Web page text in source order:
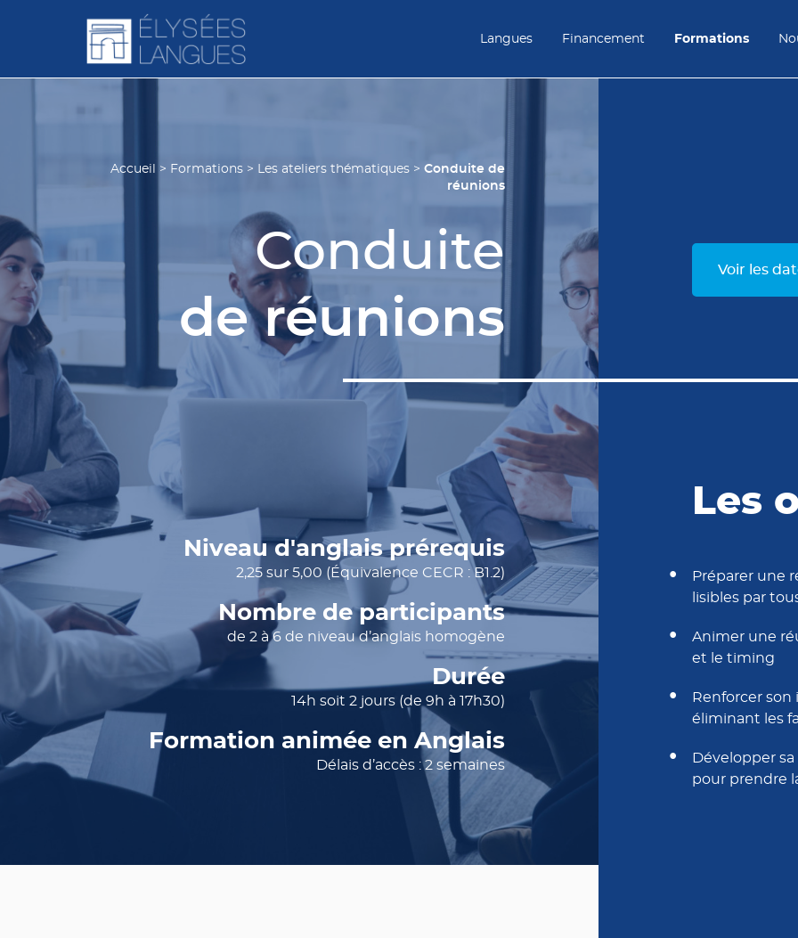
Langues Financement Formations
Accueil > Formations > Les ateliers thématiques > Conduite de
réunions
Conduite
de réunions
Voir les
Niveau d'anglais prérequis
2,25 sur 5,00 (Équivalence CECR : B1.2)
Nombre de participants
de 2 à 6 de niveau d’anglais homogène
Durée
14h soit 2 jours (de 9h à 17h30)
Formation animée en Anglais
Délais d’accès : 2 semaines
Les
Préparer une
lisibles par
Animer une
et le timing
Renforcer
éliminant les
Développer
pour prendre